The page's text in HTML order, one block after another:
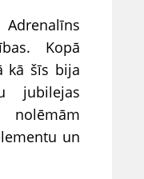
Kopā
kā šīs bija
jubilejas
un